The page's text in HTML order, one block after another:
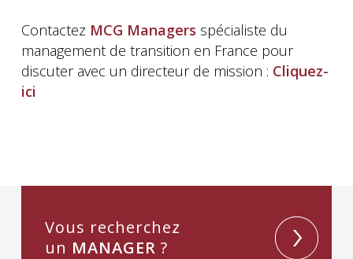
Contactez MCG Managers spécialiste du
management de transition en France pour
discuter avec un directeur de mission : Cliquez-
ici
Vous recherchez
un MANAGER ?